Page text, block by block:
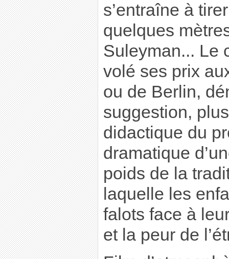
s’entraîne à
quelques
Suleyman... Le
volé ses prix
ou de Berlin,
suggestion,
didactique du
dramatique
poids de la
laquelle les
falots face à
et la peur de